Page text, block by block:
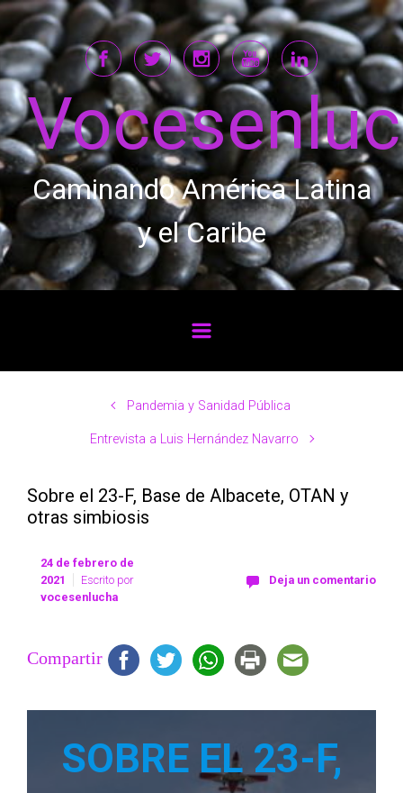
Saltar al contenido principal
Caminando América Latina
y el Caribe
Pandemia y Sanidad Pública
Entrevista a Luis Hernández Navarro
Sobre el 23-F, Base de Albacete, OTAN y
otras simbiosis
24 de febrero de
2021
Escrito por
vocesenlucha
Deja un comentario
Compartir
SOBRE EL 23-F,